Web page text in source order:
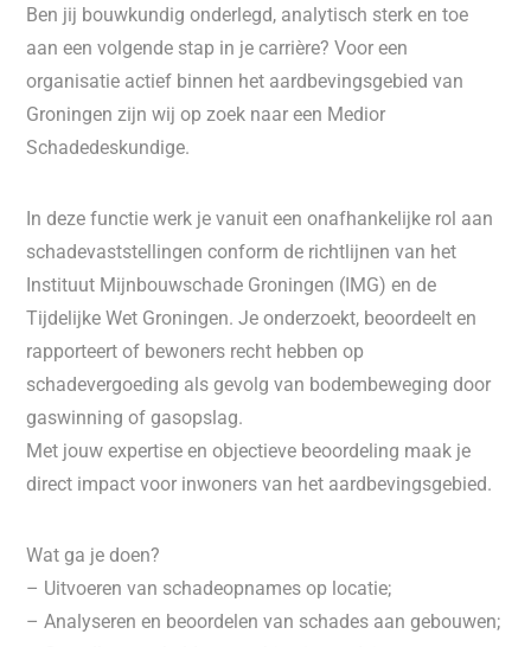
Ben jij bouwkundig onderlegd, analytisch sterk en toe
aan een volgende stap in je carrière? Voor een
organisatie actief binnen het aardbevingsgebied van
Groningen zijn wij op zoek naar een Medior
Schadedeskundige.
In deze functie werk je vanuit een onafhankelijke rol aan
schadevaststellingen conform de richtlijnen van het
Instituut Mijnbouwschade Groningen (IMG) en de
Tijdelijke Wet Groningen. Je onderzoekt, beoordeelt en
rapporteert of bewoners recht hebben op
schadevergoeding als gevolg van bodembeweging door
gaswinning of gasopslag.
Met jouw expertise en objectieve beoordeling maak je
direct impact voor inwoners van het aardbevingsgebied.
Wat ga je doen?
– Uitvoeren van schadeopnames op locatie;
– Analyseren en beoordelen van schades aan gebouwen;